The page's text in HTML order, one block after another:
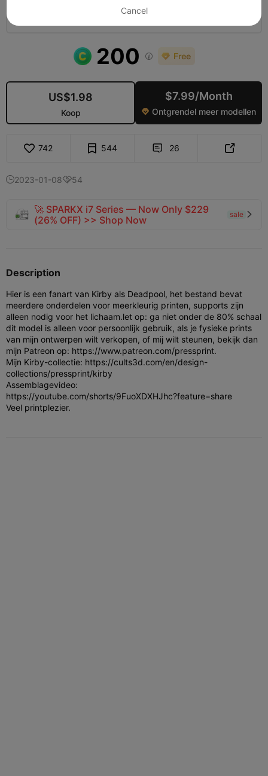
03h 19m 
200 
US$1.98
Koop
$7.99/Month
 Ontgrendel meer modellen
742 544  26 
2023-01-0854
🚀 SPARKX i7 Series — Now Only $229
(26% OFF) >> Shop Now
sale 
Description
Hier is een fanart van Kirby als Deadpool, het bestand bevat
meerdere onderdelen voor meerkleurig printen, supports zijn
alleen nodig voor het lichaam.let op: ga niet onder de 80% schaal
dit model is alleen voor persoonlijk gebruik, als je fysieke prints
van mijn ontwerpen wilt verkopen, of mij wilt steunen, bekijk dan
mijn Patreon op: https://www.patreon.com/pressprint.
Mijn Kirby-collectie: https://cults3d.com/en/design-
collections/pressprint/kirby
Assemblagevideo:
https://youtube.com/shorts/9FuoXDXHJhc?feature=share
Veel printplezier.
Cancel